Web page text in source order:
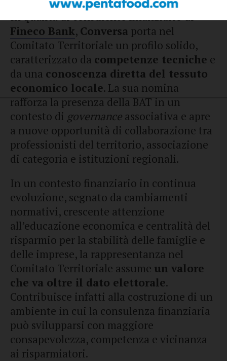
In qualità di consulente finanziario di
Fineco Bank, Conversa porta nel
Comitato Territoriale un profilo solido,
caratterizzato da competenze tecniche e
da una conoscenza diretta del tessuto
economico locale. La sua nomina
rafforza la presenza della BAT in un
contesto di governance associativa e apre
a nuove opportunità di collaborazione tra
professionisti del territorio, associazione
di categoria e istituzioni regionali.
In un contesto finanziario in continua
evoluzione, segnato da cambiamenti
normativi, crescente attenzione
all’educazione economica e centralità del
risparmio per la stabilità delle famiglie e
delle imprese, la rappresentanza nel
Comitato Territoriale assume un valore
che va oltre il dato elettorale.
Contribuisce infatti alla costruzione di un
ambiente in cui la consulenza finanziaria
può svilupparsi con maggiore
consapevolezza, competenza e vicinanza
ai risparmiatori.